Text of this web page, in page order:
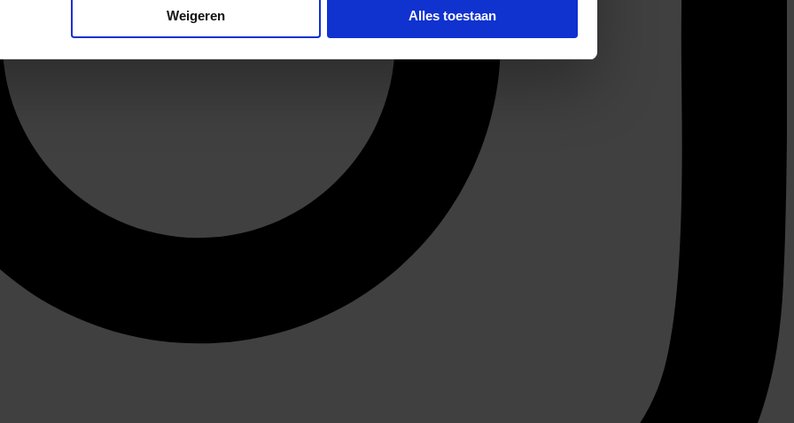
gegevens worden verwerkt en stel uw voorkeuren in het
detailgedeelte
en advertenties te personaliseren, om functies voor social media te bieden en om ons
Ook delen we informatie over uw gebruik van onze site met onze partners voor social
Deze partners kunnen deze gegevens combineren met andere informatie die u aan ze heeft
op basis van uw gebruik van hun services.
Weigeren Alles toestaan